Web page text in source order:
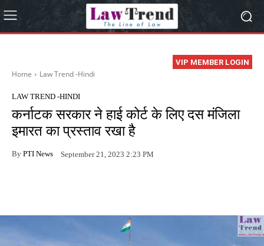
VIP MEMBER LOGIN
Home Law Trend -Hindi
LAW TREND -HINDI
कर्नाटक सरकार ने हाई कोर्ट के लिए दस मंजिला
इमारत का प्रस्ताव रखा है
By PTI News September 21, 2023 2:23 PM